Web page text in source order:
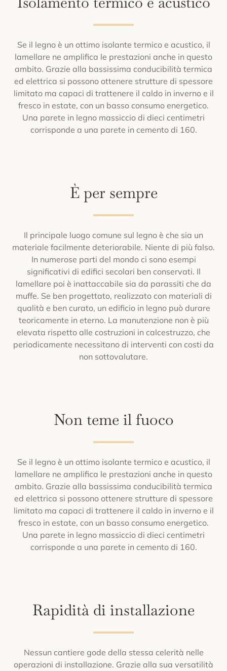
Se il legno è un ottimo isolante termico e acustico, il
lamellare ne amplifica le prestazioni anche in questo
ambito. Grazie alla bassissima conducibilità termica
ed elettrica si possono ottenere strutture di spessore
limitato ma capaci di trattenere il caldo in inverno e il
fresco in estate, con un basso consumo energetico.
Una parete in legno massiccio di dieci centimetri
corrisponde a una parete in cemento di 160.
È per sempre
Il principale luogo comune sul legno è che sia un
materiale facilmente deteriorabile. Niente di più falso.
In numerose parti del mondo ci sono esempi
significativi di edifici secolari ben conservati. Il
lamellare poi è inattaccabile sia da parassiti che da
muffe. Se ben progettato, realizzato con materiali di
qualità e ben curato, un edificio in legno può durare
teoricamente in eterno. La manutenzione non è più
elevata rispetto alle costruzioni in calcestruzzo, che
periodicamente necessitano di interventi con costi da
non sottovalutare.
Non teme il fuoco
Se il legno è un ottimo isolante termico e acustico, il
lamellare ne amplifica le prestazioni anche in questo
ambito. Grazie alla bassissima conducibilità termica
ed elettrica si possono ottenere strutture di spessore
limitato ma capaci di trattenere il caldo in inverno e il
fresco in estate, con un basso consumo energetico.
Una parete in legno massiccio di dieci centimetri
corrisponde a una parete in cemento di 160.
Rapidità di installazione
Nessun cantiere gode della stessa celerità nelle
operazioni di installazione. Grazie alla sua versatilità